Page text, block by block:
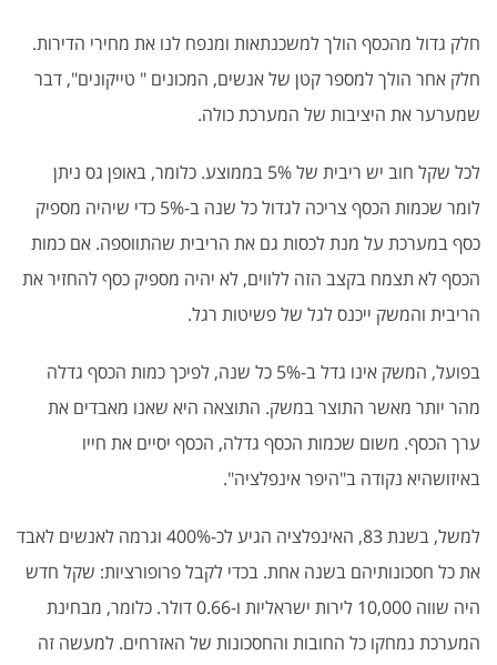
חלק גדול מהכסף הולך למשכנתאות ומנפח לנו את מחירי הדירות.
חלק אחר הולך למספר קטן של אנשים, המכונים " טייקונים", דבר
שמערער את היציבות של המערכת כולה.
לכל שקל חוב יש ריבית של 5% בממוצע. כלומר, באופן גס ניתן
לומר שכמות הכסף צריכה לגדול כל שנה ב-5% כדי שיהיה מספיק
כסף במערכת על מנת לכסות גם את הריבית שהתווספה. אם כמות
הכסף לא תצמח בקצב הזה ללווים, לא יהיה מספיק כסף להחזיר את
הריבית והמשק ייכנס לגל של פשיטות רגל.
בפועל, המשק אינו גדל ב-5% כל שנה, לפיכך כמות הכסף גדלה
מהר יותר מאשר התוצר במשק. התוצאה היא שאנו מאבדים את
ערך הכסף. משום שכמות הכסף גדלה, הכסף יסיים את חייו
באיזושהיא נקודה ב"היפר אינפלציה".
למשל, בשנת 83, האינפלציה הגיע לכ-400% וגרמה לאנשים לאבד
את כל חסכונותיהם בשנה אחת. בכדי לקבל פרופורציות: שקל חדש
היה שווה 10,000 לירות ישראליות ו-0.66 דולר. כלומר, מבחינת
המערכת נמחקו כל החובות והחסכונות של האזרחים. למעשה זה